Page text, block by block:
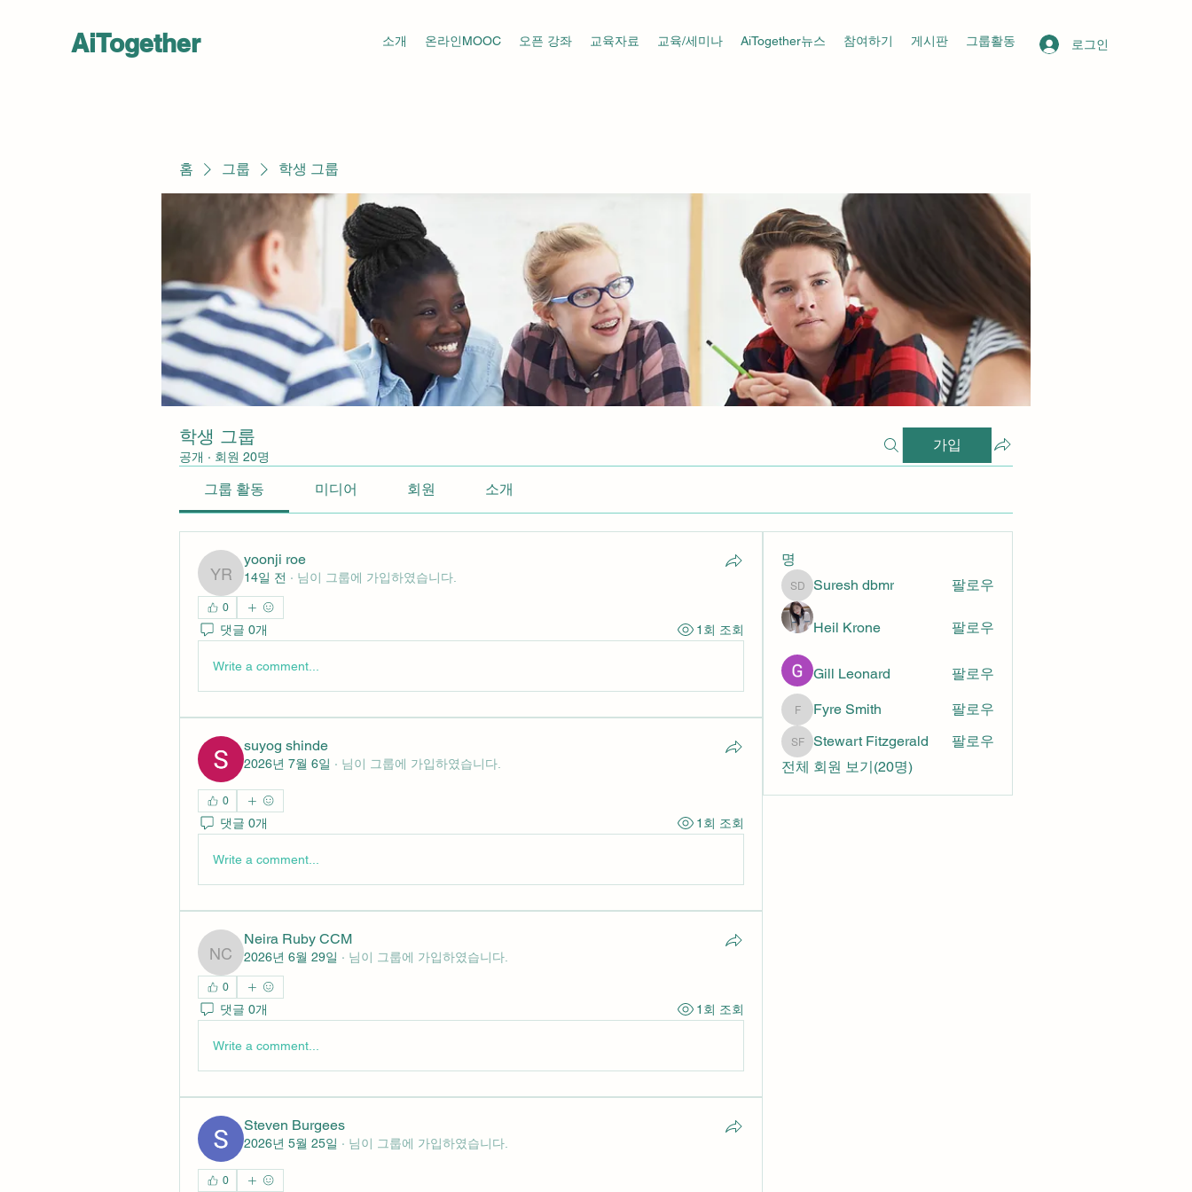
AiTogether 로그인
소개 온라인MOOC 오픈 강좌 교육자료 교육/세미나 AiTogether뉴스 참여하기 게시판 그룹활동
홈 그룹 학생 그룹
학생 그룹
공개 · 회원 20명
가입
그룹 활동 미디어 회원 소개
yoonji roe
yoonji roe
14일 전 · 님이 그룹에 가입하였습니다.
0
댓글 0개 1회 조회
Write a comment...
suyog shinde
2026년 7월 6일 · 님이 그룹에 가입하였습니다.
0
댓글 0개 1회 조회
Write a comment...
Neira Ruby CCM
Neira Ruby CCM
2026년 6월 29일 · 님이 그룹에 가입하였습니다.
0
댓글 0개 1회 조회
Write a comment...
Steven Burgees
2026년 5월 25일 · 님이 그룹에 가입하였습니다.
0
명
Suresh dbmr
Suresh dbmr 팔로우
Heil Krone 팔로우
Gill Leonard 팔로우
Fyre Smith
Fyre Smith 팔로우
Stewart Fitzgerald
Stewart Fitzgerald
팔로우
전체 회원 보기(20명)